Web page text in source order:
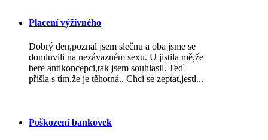
Placení výživného
Dobrý den,poznal jsem slečnu a oba jsme se
domluvili na nezávazném sexu. U jistila mě,že
bere antikoncepci,tak jsem souhlasil. Teď
přišla s tím,že je těhotná.. Chci se zeptat,jestl...
Poškození bankovek